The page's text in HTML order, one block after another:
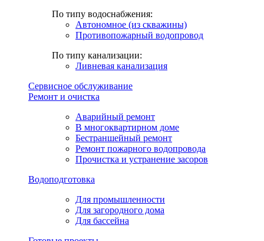
По типу водоснабжения:
Автономное (из скважины)
Противопожарный водопровод
По типу канализации:
Ливневая канализация
Сервисное обслуживание
Ремонт и очистка
Аварийный ремонт
В многоквартирном доме
Бестраншейный ремонт
Ремонт пожарного водопровода
Прочистка и устранение засоров
Водоподготовка
Для промышленности
Для загородного дома
Для бассейна